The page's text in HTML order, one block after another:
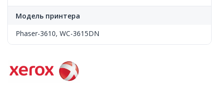
Модель принтера
Phaser-3610, WC-3615DN